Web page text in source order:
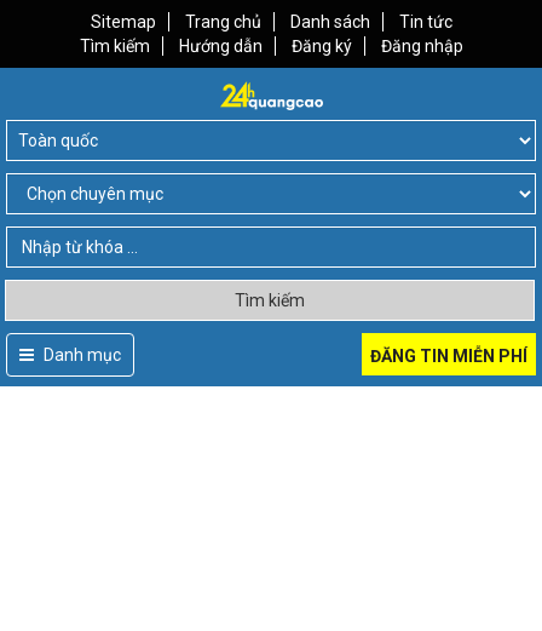
Sitemap Trang chủ Danh sách
Tin tức
Tìm kiếm
Hướng dẫn Đăng ký Đăng nhập
Tìm kiếm
Danh mục ĐĂNG TIN MIỄN PHÍ